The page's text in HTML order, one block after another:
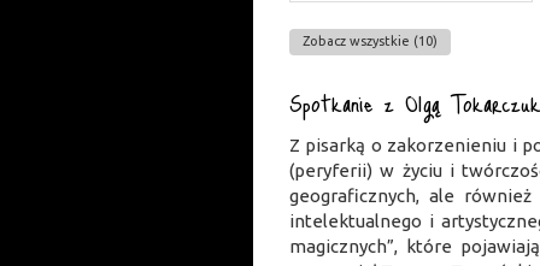
Zobacz wszystkie (10)
Spotkanie z Olgą
Z pisarką o zakorzenieniu i
(peryferii) w życiu i
geograficznych, ale
intelektualnego i
magicznych”, które